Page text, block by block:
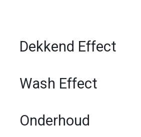
Dekkend Effect
Wash Effect
Onderhoud